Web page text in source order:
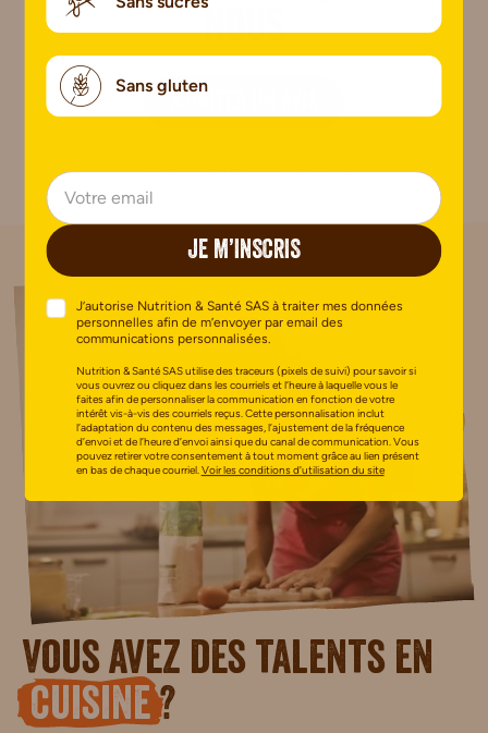
nous
Pas encore de commentaire.
Vous avez des talents en
cuisine ?
Sans gluten
JE M’INSCRIS
J’autorise Nutrition & Santé SAS à traiter mes données
personnelles afin de m’envoyer par email des
communications personnalisées.
Nutrition & Santé SAS utilise des traceurs (pixels de suivi) pour savoir si
vous ouvrez ou cliquez dans les courriels et l’heure à laquelle vous le
faites afin de personnaliser la communication en fonction de votre
intérêt vis-à-vis des courriels reçus. Cette personnalisation inclut
l’adaptation du contenu des messages, l’ajustement de la fréquence
d’envoi et de l’heure d’envoi ainsi que du canal de communication. Vous
pouvez retirer votre consentement à tout moment grâce au lien présent
en bas de chaque courriel.Voir les conditions d’utilisation du site